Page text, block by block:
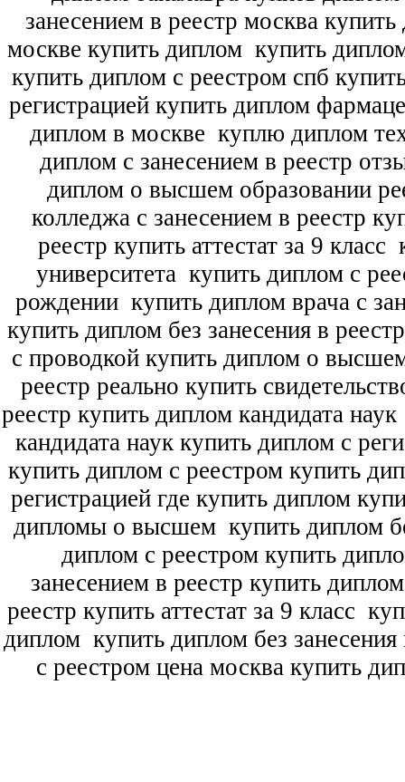
занесением в реестр москва
москве купить диплом купить
купить диплом с реестром спб
регистрацией купить диплом
диплом в москве куплю диплом
диплом с занесением в реестр
диплом о высшем образовании
колледжа с занесением в реестр
реестр купить аттестат за 9 класс
университета купить диплом с
рождении купить диплом врача с
купить диплом без занесения в
с проводкой купить диплом о
реестр реально купить
реестр купить диплом кандидата наук
кандидата наук купить диплом с
купить диплом с реестром купить
регистрацией где купить диплом
дипломы о высшем купить диплом
диплом с реестром купить
занесением в реестр купить
реестр купить аттестат за 9 класс
диплом купить диплом без
с реестром цена москва купить